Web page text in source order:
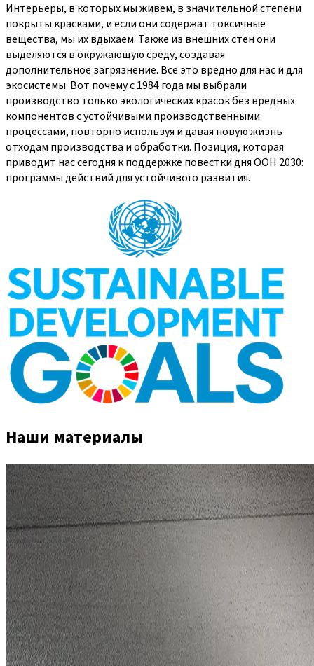
Интерьеры, в которых мы живем, в значительной степени
покрыты красками, и если они содержат токсичные
вещества, мы их вдыхаем. Также из внешних стен они
выделяются в окружающую среду, создавая
дополнительное загрязнение. Все это вредно для нас и для
экосистемы. Вот почему с 1984 года мы выбрали
производство только экологических красок без вредных
компонентов с устойчивыми производственными
процессами, повторно используя и давая новую жизнь
отходам производства и обработки. Позиция, которая
приводит нас сегодня к поддержке повестки дня ООН 2030:
программы действий для устойчивого развития.
Наши материалы